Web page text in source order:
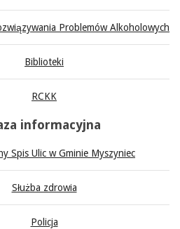
Problemów Alkoholowych
Biblioteki
RCKK
informacyjna
Spis Ulic w Gminie Myszyniec
Służba zdrowia
Policja